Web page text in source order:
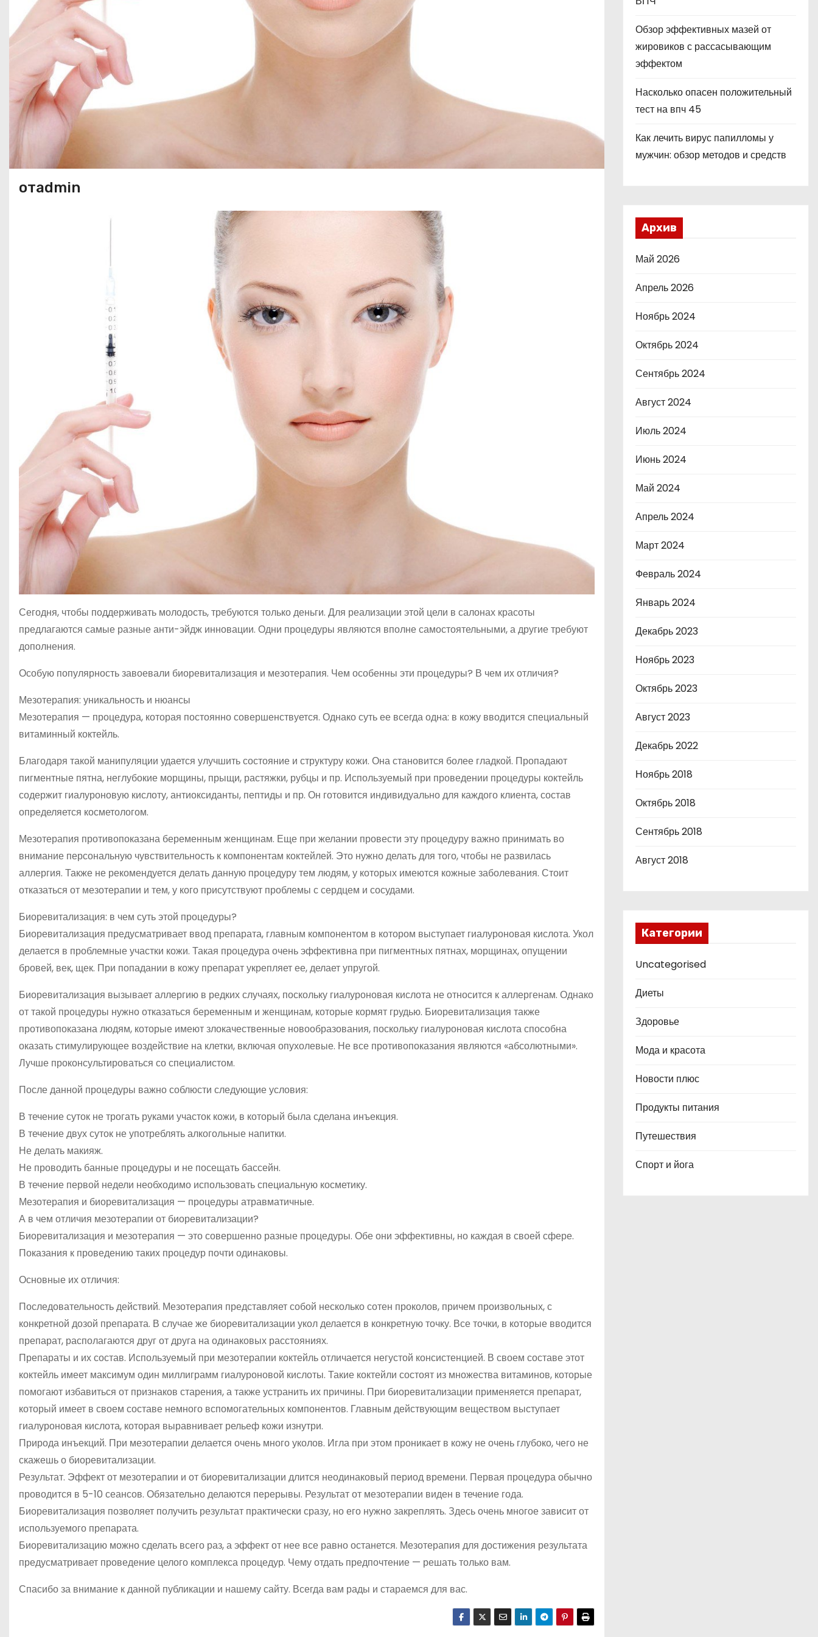
отadmin
Сегодня, чтобы поддерживать молодость, требуются только деньги. Для реализации этой цели в салонах красоты
предлагаются самые разные анти-эйдж инновации. Одни процедуры являются вполне самостоятельными, а другие требуют
дополнения.
Особую популярность завоевали биоревитализация и мезотерапия. Чем особенны эти процедуры? В чем их отличия?
Мезотерапия: уникальность и нюансы
Мезотерапия — процедура, которая постоянно совершенствуется. Однако суть ее всегда одна: в кожу вводится специальный
витаминный коктейль.
Благодаря такой манипуляции удается улучшить состояние и структуру кожи. Она становится более гладкой. Пропадают
пигментные пятна, неглубокие морщины, прыщи, растяжки, рубцы и пр. Используемый при проведении процедуры коктейль
содержит гиалуроновую кислоту, антиоксиданты, пептиды и пр. Он готовится индивидуально для каждого клиента, состав
определяется косметологом.
Мезотерапия противопоказана беременным женщинам. Еще при желании провести эту процедуру важно принимать во
внимание персональную чувствительность к компонентам коктейлей. Это нужно делать для того, чтобы не развилась
аллергия. Также не рекомендуется делать данную процедуру тем людям, у которых имеются кожные заболевания. Стоит
отказаться от мезотерапии и тем, у кого присутствуют проблемы с сердцем и сосудами.
Биоревитализация: в чем суть этой процедуры?
Биоревитализация предусматривает ввод препарата, главным компонентом в котором выступает гиалуроновая кислота. Укол
делается в проблемные участки кожи. Такая процедура очень эффективна при пигментных пятнах, морщинах, опущении
бровей, век, щек. При попадании в кожу препарат укрепляет ее, делает упругой.
Биоревитализация вызывает аллергию в редких случаях, поскольку гиалуроновая кислота не относится к аллергенам. Однако
от такой процедуры нужно отказаться беременным и женщинам, которые кормят грудью. Биоревитализация также
противопоказана людям, которые имеют злокачественные новообразования, поскольку гиалуроновая кислота способна
оказать стимулирующее воздействие на клетки, включая опухолевые. Не все противопоказания являются «абсолютными».
Лучше проконсультироваться со специалистом.
После данной процедуры важно соблюсти следующие условия:
В течение суток не трогать руками участок кожи, в который была сделана инъекция.
В течение двух суток не употреблять алкогольные напитки.
Не делать макияж.
Не проводить банные процедуры и не посещать бассейн.
В течение первой недели необходимо использовать специальную косметику.
Мезотерапия и биоревитализация — процедуры атравматичные.
А в чем отличия мезотерапии от биоревитализации?
Биоревитализация и мезотерапия — это совершенно разные процедуры. Обе они эффективны, но каждая в своей сфере.
Показания к проведению таких процедур почти одинаковы.
Основные их отличия:
Последовательность действий. Мезотерапия представляет собой несколько сотен проколов, причем произвольных, с
конкретной дозой препарата. В случае же биоревитализации укол делается в конкретную точку. Все точки, в которые вводится
препарат, располагаются друг от друга на одинаковых расстояниях.
Препараты и их состав. Используемый при мезотерапии коктейль отличается негустой консистенцией. В своем составе этот
коктейль имеет максимум один миллиграмм гиалуроновой кислоты. Такие коктейли состоят из множества витаминов, которые
помогают избавиться от признаков старения, а также устранить их причины. При биоревитализации применяется препарат,
который имеет в своем составе немного вспомогательных компонентов. Главным действующим веществом выступает
гиалуроновая кислота, которая выравнивает рельеф кожи изнутри.
Природа инъекций. При мезотерапии делается очень много уколов. Игла при этом проникает в кожу не очень глубоко, чего не
скажешь о биоревитализации.
Результат. Эффект от мезотерапии и от биоревитализации длится неодинаковый период времени. Первая процедура обычно
проводится в 5-10 сеансов. Обязательно делаются перерывы. Результат от мезотерапии виден в течение года.
Биоревитализация позволяет получить результат практически сразу, но его нужно закреплять. Здесь очень многое зависит от
используемого препарата.
Биоревитализацию можно сделать всего раз, а эффект от нее все равно останется. Мезотерапия для достижения результата
предусматривает проведение целого комплекса процедур. Чему отдать предпочтение — решать только вам.
Спасибо за внимание к данной публикации и нашему сайту. Всегда вам рады и стараемся для вас.
Обзор эффективных мазей от
жировиков с рассасывающим
эффектом
Насколько опасен положительный
тест на впч 45
Как лечить вирус папилломы у
мужчин: обзор методов и средств
Архив
Май 2026
Апрель 2026
Ноябрь 2024
Октябрь 2024
Сентябрь 2024
Август 2024
Июль 2024
Июнь 2024
Май 2024
Апрель 2024
Март 2024
Февраль 2024
Январь 2024
Декабрь 2023
Ноябрь 2023
Октябрь 2023
Август 2023
Декабрь 2022
Ноябрь 2018
Октябрь 2018
Сентябрь 2018
Август 2018
Категории
Uncategorised
Диеты
Здоровье
Мода и красота
Новости плюс
Продукты питания
Путешествия
Спорт и йога